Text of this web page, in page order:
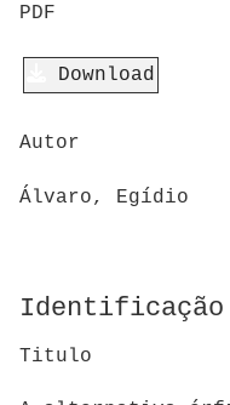
PDF
Download
Autor
Álvaro, Egídio
Identificação
Titulo